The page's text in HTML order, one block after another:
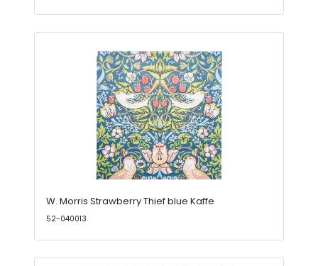
W. Morris Strawberry Thief blue Kaffe
52-040013